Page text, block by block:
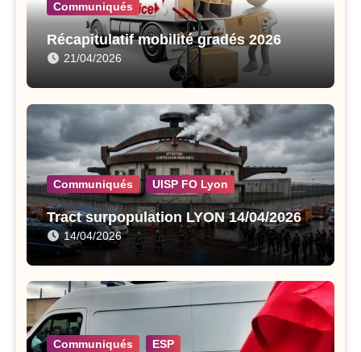
Communiqués
Récapitulatif mobilité gradés 2026
21/04/2026
Communiqués UISP FO Lyon
Tract surpopulation LYON 14/04/2026
14/04/2026
Communiqués ESP